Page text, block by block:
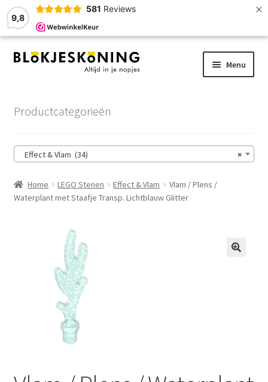
9,8
581 Reviews ×
Ga
Ga
Menu
Winkelmand
Afrekenen
Productcategorieën
×
Effect & Vlam (34)
Home LEGO Stenen Effect & Vlam
Vlam / Plens /
Waterplant met Staafje Transp. Lichtblauw Glitter